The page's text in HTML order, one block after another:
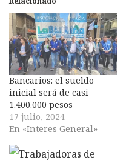
Bancarios: el sueldo
inicial será de casi
1.400.000 pesos
17 julio, 2024
En «Interes General»